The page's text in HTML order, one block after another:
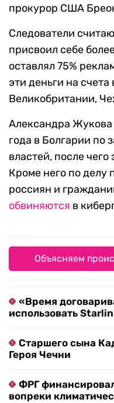
прокурор США
Следователи
присвоил себе
оставлял 75%
эти деньги на
Великобритании,
Александра Жукова
года в Болгарии по
властей, после
Кроме него по делу
россиян и
обвиняются в
Объясняем
«Время
использовать
Старшего сына
Героя Чечни
ФРГ
вопреки